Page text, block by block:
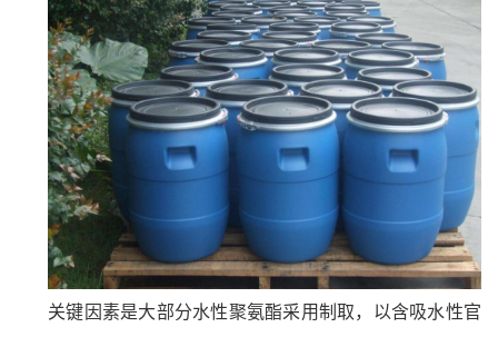
关键因素是大部分水性聚氨酯采用制取，以含吸水性官